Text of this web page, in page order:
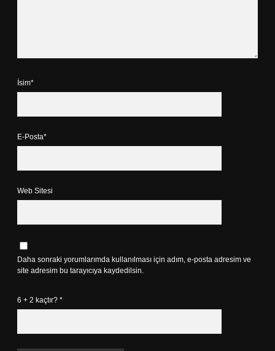
İsim*
E-Posta*
Web Sitesi
Daha sonraki yorumlarımda kullanılması için adım, e-posta adresim ve
site adresim bu tarayıcıya kaydedilsin.
6 + 2 kaçtır? *